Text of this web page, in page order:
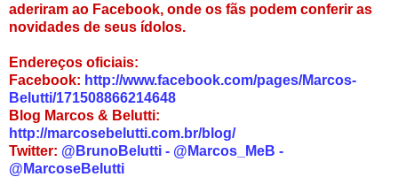
aderiram ao Facebook, onde os fãs podem conferir as
novidades de seus ídolos.
Endereços oficiais:
Facebook: http://www.facebook.com/pages/Marcos-
Belutti/171508866214648
Blog Marcos & Belutti:
http://marcosebelutti.com.br/blog/
Twitter: @BrunoBelutti - @Marcos_MeB -
@MarcoseBelutti